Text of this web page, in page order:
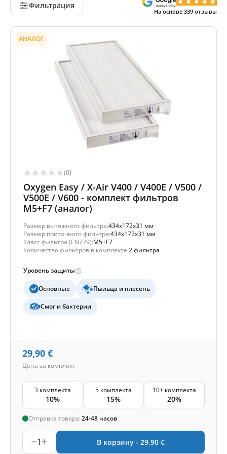
Фильтрация
На основе 339 отзывы
АНАЛОГ
(0)
Oxygen Easy / X-Air V400 / V400E / V500 /
V500E / V600 - комплект фильтров
M5+F7 (аналог)
Размер вытяжного фильтра:434x172x31 мм
Размер приточного фильтра:434x172x31 мм
Класс фильтра (EN779):M5+F7
Количество фильтров в комплекте:2 фильтра
Уровень защиты
Основные Пыльца и плесень
Смог и бактерии
29,90 €
Цена за комплект
3 комплекта
10%
5 комплекта
15%
10+ комплекта
20%
Отправка товара:24-48 часов
1 В корзину - 29,90 €